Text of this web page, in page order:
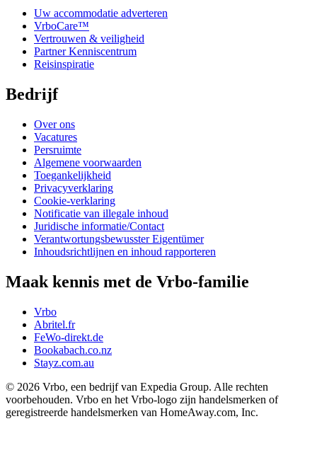
Uw accommodatie adverteren
VrboCare™
Vertrouwen & veiligheid
Partner Kenniscentrum
Reisinspiratie
Bedrijf
Over ons
Vacatures
Persruimte
Algemene voorwaarden
Toegankelijkheid
Privacyverklaring
Cookie-verklaring
Notificatie van illegale inhoud
Juridische informatie/Contact
Verantwortungsbewusster Eigentümer
Inhoudsrichtlijnen en inhoud rapporteren
Maak kennis met de Vrbo-familie
Vrbo
Abritel.fr
FeWo-direkt.de
Bookabach.co.nz
Stayz.com.au
© 2026 Vrbo, een bedrijf van Expedia Group. Alle rechten
voorbehouden. Vrbo en het Vrbo-logo zijn handelsmerken of
geregistreerde handelsmerken van HomeAway.com, Inc.